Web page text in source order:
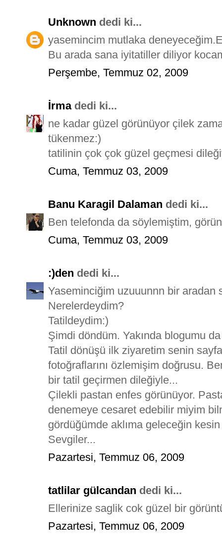
Unknown dedi ki...
yasemincim mutlaka
Bu arada sana iyitatiller diliyor
Perşembe, Temmuz 02, 2009
İrmadedi ki...
ne kadar güzel görünüyor çilek
tükenmez:)
tatilinin çok çok güzel geçmesi
Cuma, Temmuz 03, 2009
Banu Karagil Dalaman dedi ki...
Ben telefonda da söylemiştim,
Cuma, Temmuz 03, 2009
:)den dedi ki...
Yaseminciğim uzuuunnn bir aradan
Nerelerdeydim?
Tatildeydim:)
Şimdi döndüm. Yakında blogumu
Tatil dönüşü ilk ziyaretim senin
fotoğraflarını özlemişim doğrusu.
bir tatil geçirmen dileğiyle...
Çilekli pastan enfes görünüyor.
denemeye cesaret edebilir miyim
gördüğümde aklıma geleceğin
Sevgiler...
Pazartesi, Temmuz 06, 2009
tatlilar gülcandan dedi ki...
Ellerinize saglik cok güzel bir
Pazartesi, Temmuz 06, 2009